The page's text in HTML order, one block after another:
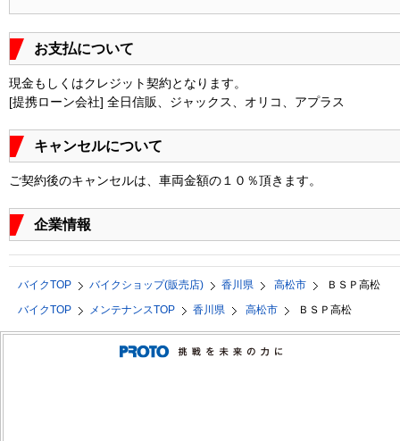
お支払について
現金もしくはクレジット契約となります。
[提携ローン会社] 全日信販、ジャックス、オリコ、アプラス
キャンセルについて
ご契約後のキャンセルは、車両金額の１０％頂きます。
企業情報
バイクTOP バイクショップ(販売店) 香川県 高松市
ＢＳＰ高松
バイクTOP
メンテナンスTOP 香川県 高松市 ＢＳＰ高松